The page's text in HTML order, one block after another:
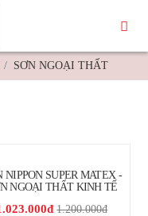
SƠN NGOẠI THẤT
NIPPON SUPER MATEX -
NGOẠI THẤT KINH TẾ
1.200.000đ